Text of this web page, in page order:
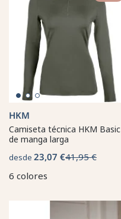
HKM
Camiseta técnica HKM Basic
de manga larga
desde 23,07 €41,95 €
6 colores